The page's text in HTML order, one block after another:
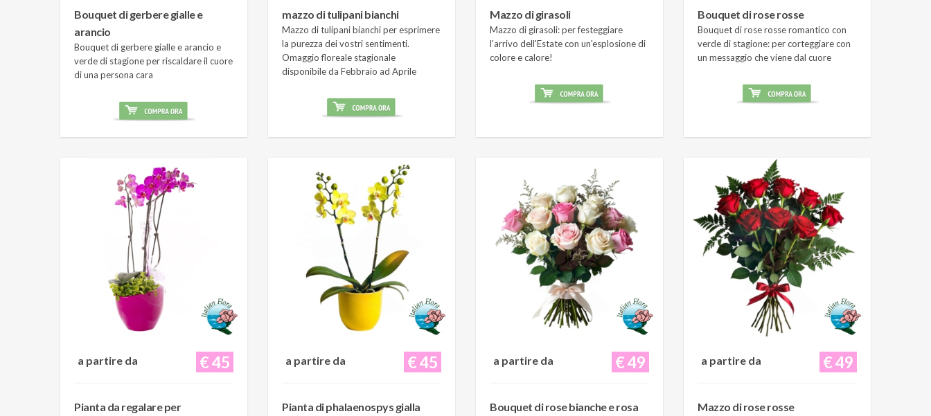
Bouquet di gerbere gialle e
arancio
Bouquet di gerbere gialle e arancio e
verde di stagione per riscaldare il cuore
di una persona cara
mazzo di tulipani bianchi
Mazzo di tulipani bianchi per esprimere
la purezza dei vostri sentimenti.
Omaggio floreale stagionale
disponibile da Febbraio ad Aprile
Mazzo di girasoli
Mazzo di girasoli: per festeggiare
l'arrivo dell'Estate con un'esplosione di
colore e calore!
Bouquet di rose rosse
Bouquet di rose rosse romantico con
verde di stagione: per corteggiare con
un messaggio che viene dal cuore
€ 45
a partire da
Pianta da regalare per
€ 45
a partire da
Pianta di phalaenospys gialla
€ 49
a partire da
Bouquet di rose bianche e rosa
€ 49
a partire da
Mazzo di rose rosse